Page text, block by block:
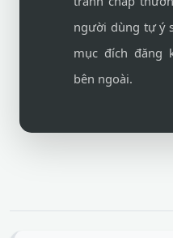
người dùng tự ý
mục đích đăng
bên ngoài.